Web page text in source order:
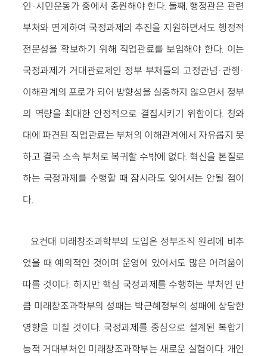
인·시민운동가 중에서 충원해야 한다. 둘째, 행정관은 관련
부처와 연계하여 국정과제의 추진을 지원하면서도 행정적
전문성을 확보하기 위해 직업관료를 보임해야 한다. 이는
국정과제가 거대관료제인 정부 부처들의 고정관념·관행·
이해관계의 포로가 되어 방향성을 실종하지 않으면서 정부
의 역량을 최대한 안정적으로 결집시키기 위함이다. 청와
대에 파견된 직업관료는 부처의 이해관계에서 자유롭지 못
하고 결국 소속 부처로 복귀할 수밖에 없다. 혁신을 본질로
하는 국정과제를 수행할 때 잠시라도 잊어서는 안될 점이
다.
요컨대 미래창조과학부의 도입은 정부조직 원리에 비추
었을 때 예외적인 것이며 운영에 있어서도 많은 어려움이
따를 것이다. 하지만 핵심 국정과제를 수행하는 부처인 만
큼 미래창조과학부의 성패는 박근혜정부의 성패에 상당한
영향을 미칠 것이다. 국정과제를 중심으로 설계된 복합기
능적 거대부처인 미래창조과학부는 새로운 실험이다. 개인